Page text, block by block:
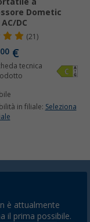
Dometic
AC/DC
(21)
00 €
tecnica
in filiale: Seleziona
è attualmente
il prima possibile.